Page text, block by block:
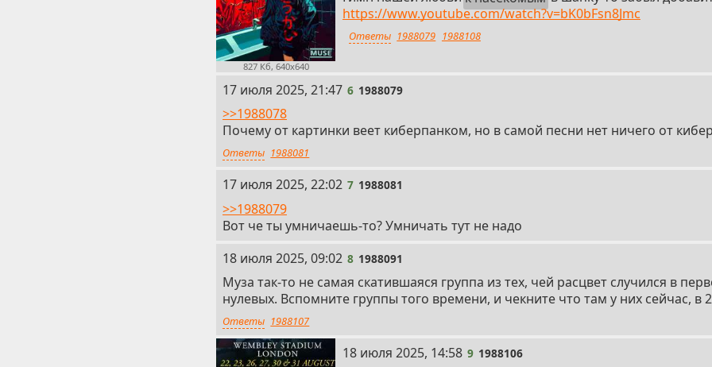
827 Кб, 640x640
https://www.youtube.com/watch?v=bK0bFsn8Jmc
Ответы 1988079 1988108
6
17 июля 2025, 21:47 6 1988079
>>1988078
Почему от картинки веет киберпанком, но в самой песни нет ничего от
Ответы 1988081
7
17 июля 2025, 22:02 7 1988081
>>1988079
Вот че ты умничаешь-то? Умничать тут не надо
8
18 июля 2025, 09:02 8 1988091
Муза так-то не самая скатившаяся группа из тех, чей расцвет случился в
нулевых. Вспомните группы того времени, и чекните что там у них сейчас, в
Ответы 1988107
9
18 июля 2025, 14:58 9 1988106